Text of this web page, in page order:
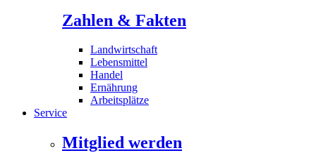
Zahlen & Fakten
Landwirtschaft
Lebensmittel
Handel
Ernährung
Arbeitsplätze
Service
Mitglied werden